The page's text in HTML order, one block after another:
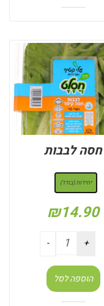
חסה לבבות
יחידות (בודד)
₪14.90
הוספה לסל